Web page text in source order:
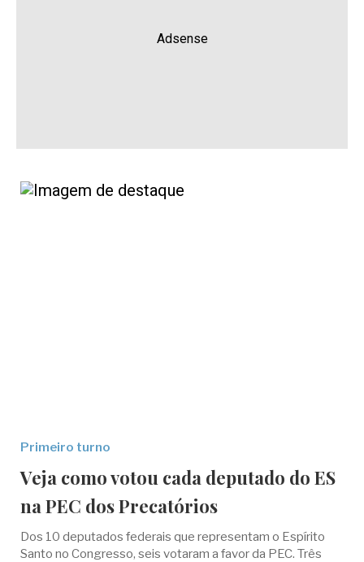
Adsense
Primeiro turno
Veja como votou cada deputado do ES
na PEC dos Precatórios
Dos 10 deputados federais que representam o Espírito
Santo no Congresso, seis votaram a favor da PEC. Três